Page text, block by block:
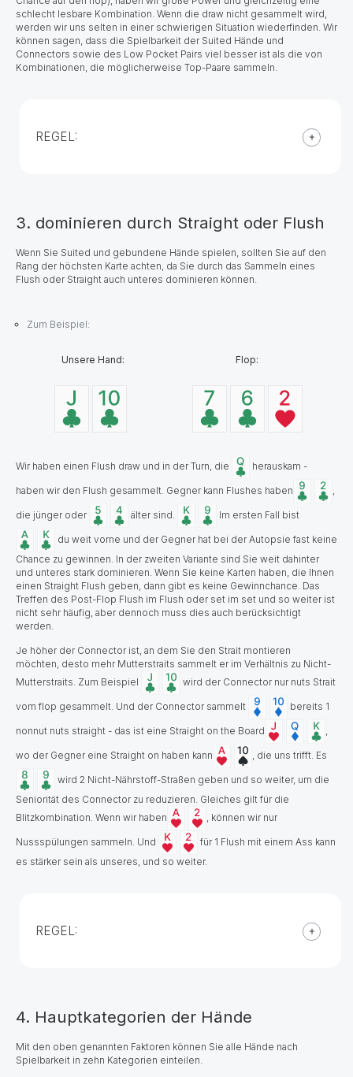
schlecht lesbare Kombination. Wenn die draw nicht gesammelt wird,
werden wir uns selten in einer schwierigen Situation wiederfinden. Wir
können sagen, dass die Spielbarkeit der Suited Hände und
Connectors sowie des Low Pocket Pairs viel besser ist als die von
Kombinationen, die möglicherweise Top-Paare sammeln.
REGEL:
3. dominieren durch Straight oder Flush
Wenn Sie Suited und gebundene Hände spielen, sollten Sie auf den
Rang der höchsten Karte achten, da Sie durch das Sammeln eines
Flush oder Straight auch unteres dominieren können.
Zum Beispiel:
Unsere Hand: Flop:
Wir haben einen Flush draw und in der Turn, die herauskam -
haben wir den Flush gesammelt. Gegner kann Flushes haben
die jünger oder älter sind. Im ersten Fall bist
du weit vorne und der Gegner hat bei der Autopsie fast keine
Chance zu gewinnen. In der zweiten Variante sind Sie weit dahinter
und unteres stark dominieren. Wenn Sie keine Karten haben, die Ihnen
einen Straight Flush geben, dann gibt es keine Gewinnchance. Das
Treffen des Post-Flop Flush im Flush oder set im set und so weiter ist
nicht sehr häufig, aber dennoch muss dies auch berücksichtigt
werden.
Je höher der Connector ist, an dem Sie den Strait montieren
möchten, desto mehr Mutterstraits sammelt er im Verhältnis zu Nicht-
Mutterstraits. Zum Beispiel
wird der Connector nur nuts Strait
vom flop gesammelt. Und der Connector sammelt bereits 1
nonnut nuts straight - das ist eine Straight on the Board
wo der Gegner eine Straight on haben kann , die uns trifft. Es
wird 2 Nicht-Nährstoff-Straßen geben und so weiter, um die
Seniorität des Connector zu reduzieren. Gleiches gilt für die
Blitzkombination. Wenn wir haben
, können wir nur
Nussspülungen sammeln. Und
für 1 Flush mit einem Ass kann
es stärker sein als unseres, und so weiter.
REGEL:
4. Hauptkategorien der Hände
Mit den oben genannten Faktoren können Sie alle Hände nach
Spielbarkeit in zehn Kategorien einteilen.